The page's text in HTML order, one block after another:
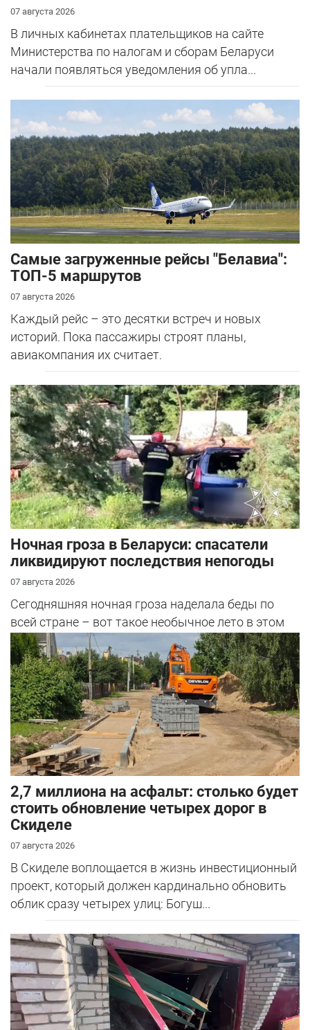
07 августа 2026
В личных кабинетах плательщиков на сайте
Министерства по налогам и сборам Беларуси
начали появляться уведомления об упла...
Самые загруженные рейсы "Белавиа":
ТОП-5 маршрутов
07 августа 2026
Каждый рейс – это десятки встреч и новых
историй. Пока пассажиры строят планы,
авиакомпания их считает.
Ночная гроза в Беларуси: спасатели
ликвидируют последствия непогоды
07 августа 2026
Сегодняшняя ночная гроза наделала беды по
всей стране – вот такое необычное лето в этом
году.
2,7 миллиона на асфальт: столько будет
стоить обновление четырех дорог в
Скиделе
07 августа 2026
В Скиделе воплощается в жизнь инвестиционный
проект, который должен кардинально обновить
облик сразу четырех улиц: Богуш...